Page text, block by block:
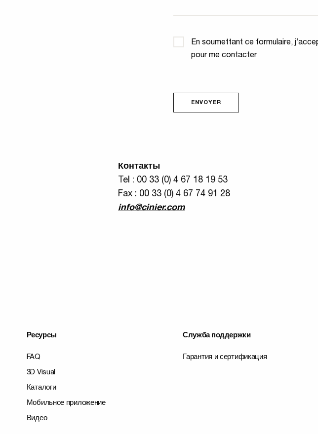
Confidentialité *
En soumettant ce formulaire,
pour me contacter
ENVOYER
Контакты
Tel : 00 33 (0) 4 67 18 19 53
Fax : 00 33 (0) 4 67 74 91 28
info@cinier.com
Ресурсы
FAQ
3D Visual
Каталоги
Мобильное приложение
Видео
Служба поддержки
Гарантия и сертификация